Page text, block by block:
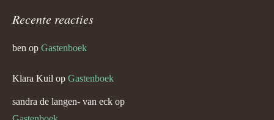
Recente reacties
ben op Gastenboek
Klara Kuil op Gastenboek
sandra de langen- van eck op